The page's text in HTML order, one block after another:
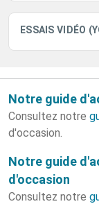
ESSAIS VIDÉO
Notre guide
Consultez notre
d'occasion.
Notre guide
d'occasion
Consultez notre